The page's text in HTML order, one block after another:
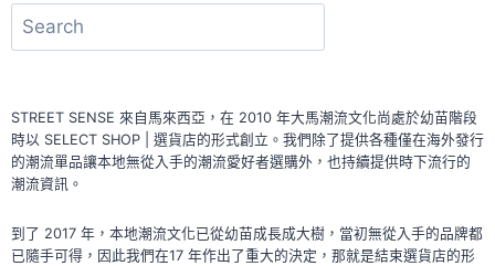
–
JORDAN
OG
DIOR
搜
尋
STREET SENSE 來自馬來西亞，在 2010 年大馬潮流文化尚處於幼苗階段
時以 SELECT SHOP | 選貨店的形式創立。我們除了提供各種僅在海外發行
的潮流單品讓本地無從入手的潮流愛好者選購外，也持續提供時下流行的
潮流資訊。
到了 2017 年，本地潮流文化已從幼苗成長成大樹，當初無從入手的品牌都
已隨手可得，因此我們在17 年作出了重大的決定，那就是結束選貨店的形